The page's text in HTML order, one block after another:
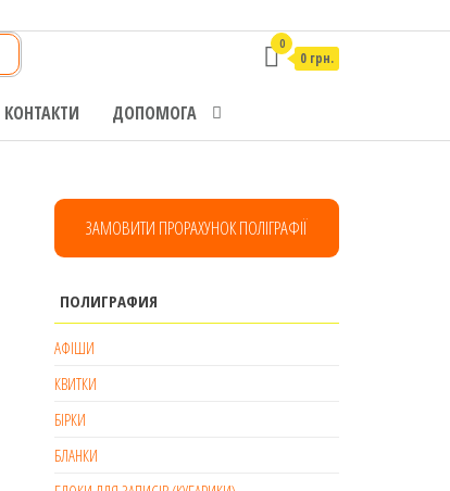
0
0 грн.
КОНТАКТИ ДОПОМОГА
ЗАМОВИТИ ПРОРАХУНОК ПОЛІГРАФІЇ
ПОЛИГРАФИЯ
АФІШИ
КВИТКИ
БІРКИ
БЛАНКИ